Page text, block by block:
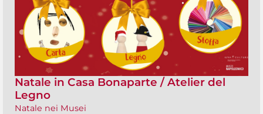
Natale in Casa Bonaparte / Atelier del
Legno
Natale nei Musei